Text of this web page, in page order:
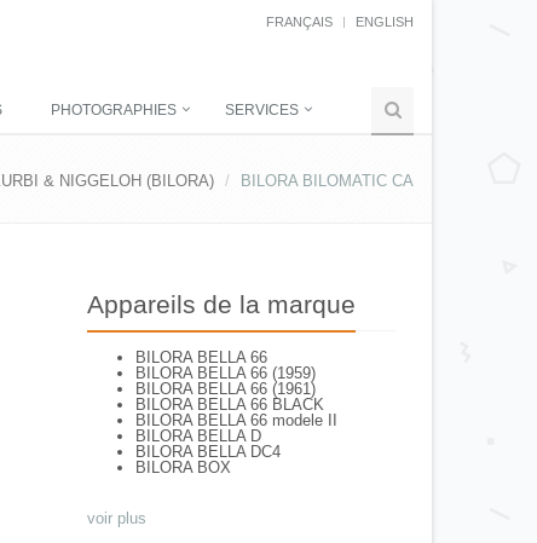
FRANÇAIS ENGLISH
PHOTOGRAPHIES SERVICES
& NIGGELOH (BILORA) BILORA BILOMATIC CA
Appareils de la marque
BILORA BELLA 66
BILORA BELLA 66 (1959)
BILORA BELLA 66 (1961)
BILORA BELLA 66 BLACK
BILORA BELLA 66 modele II
BILORA BELLA D
BILORA BELLA DC4
BILORA BOX
voir plus